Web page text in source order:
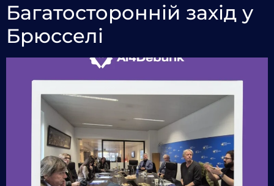
Багатосторонній захід у
Брюсселі